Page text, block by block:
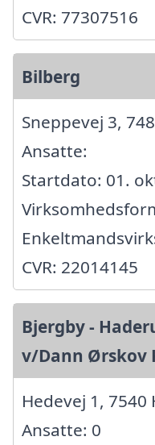
CVR: 77307516
Bilberg
Sneppevej 3,
Ansatte:
Startdato: 01.
CVR: 22014145
Bjergby -
v/Dann Ørskov
Hedevej 1, 7540
Ansatte: 0